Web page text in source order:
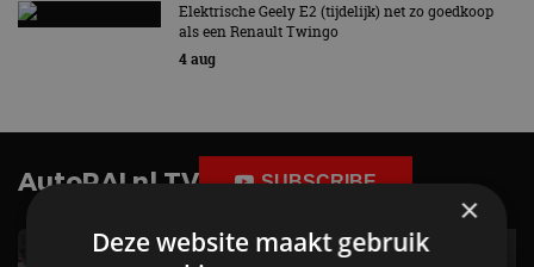
Elektrische Geely E2 (tijdelijk) net zo goedkoop
als een Renault Twingo
4 aug
AutoRAI.nl TV SUBSCRIBE
×
Deze website maakt gebruik